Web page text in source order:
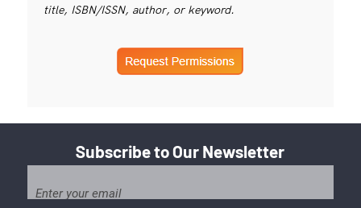
title, ISBN/ISSN, author, or keyword.
Subscribe to Our Newsletter